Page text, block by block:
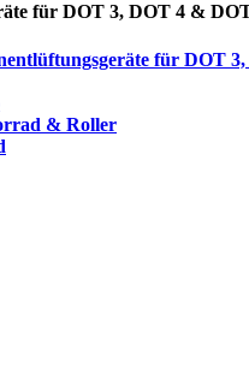
für DOT 3, DOT 4 &
für DOT
& Roller